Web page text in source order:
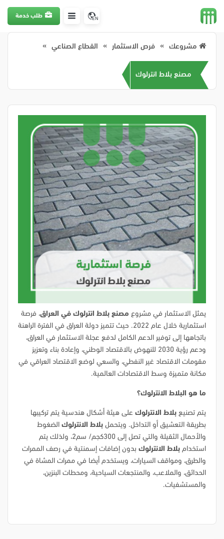
EN طلب خدمة
مشروعك فرص الاستثمار القطاع الصناعي
مصنع بلاط انترلوك
يمثل الاستثمار في مشروع مصنع بلاط انترلوك في العراق، فرصة
استثمارية خلال عام 2022. حيث تتميز دولة العراق في الفترة الراهنة
باتجاهها إلى توفير الدعم الكامل لدفع عجلة الاستثمار في العراق،
ودعم رؤية 2030 للنهوض بالاقتصاد الوطني، وإعادة بناء وتعزيز
مقومات الاقتصاد غير النفطي، والسعي لوضع الاقتصاد العراقي في
مكانة متميزة وسط الاقتصادات العالمية.
ما هو البلاط الانترلوك؟
يتم تصنيع بلاط الانترلوك على هيئة أشكال هندسية يتم تركيبها
بطريقة التعشيق أو التداخل. ويتحمل بلاط الانترلوك الضغوط
والأحمال الثقيلة والتي تصل إلى 300كجم/ سم2، ولذلك يتم
استخدام بلاط الانترلوك بدون إضافات إسمنتية في رصف الممرات
والطرق، ومواقف السيارات، ويستخدم أيضا في ممرات المشاة في
الحدائق، والملاعب، والمنتجعات السياحية، ومحطات البنزين،
والمستشفيات.